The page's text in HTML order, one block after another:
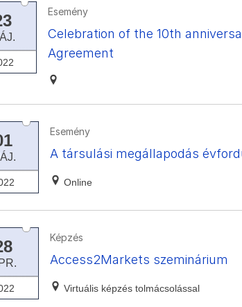
Esemény
Celebration of the 10th
Agreement
Esemény
A társulási megállapodás
Online
Képzés
Access2Markets szeminárium
Virtuális képzés tolmácsolással